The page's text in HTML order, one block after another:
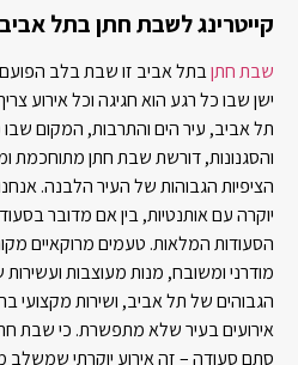
קייטרינג לשבת חתן בתל אביב
שבת חתןבתל אביב זו שבת בלב
ישן שבו כל רגע הוא חגיגה וכל אירוע
תל אביב, עיר הים והתרבות, המקום
והסגנונות, דורשת שבת חתן
הציפיות הגבוהות של העיר הלבנה.
יוקרה עם אותנטיות, בין אם מדובר
הסעודות המלאות. טעמים מרוקאיים
מודרני ומשובח, מנות מעוצבות
הגבוהים של תל אביב, ושירות מקצועי
אירועים בעיר שלא מתפשרת. כי שבת
סתם סעודה – זה אירוע יוקרתי שמשלב